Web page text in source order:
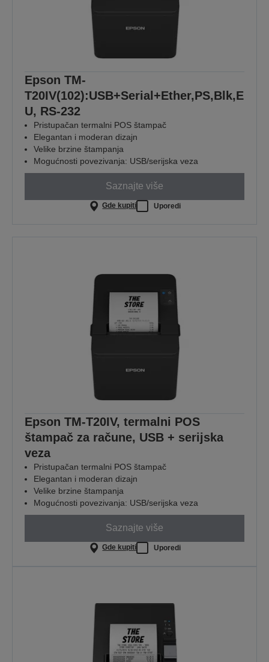
Epson TM-
T20IV(102):USB+Serial+Ether,PS,Blk,E
U, RS-232
Pristupačan termalni POS štampač
Elegantan i moderan dizajn
Velike brzine štampanja
Mogućnosti povezivanja: USB/serijska veza
Saznajte više
Gde kupiti Uporedi
Epson TM-T20IV, termalni POS
štampač za račune, USB + serijska
veza
Pristupačan termalni POS štampač
Elegantan i moderan dizajn
Velike brzine štampanja
Mogućnosti povezivanja: USB/serijska veza
Saznajte više
Gde kupiti Uporedi